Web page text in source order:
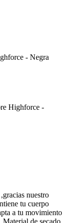
- Negra
Highforce -
nuestro
tu cuerpo
a tu movimiento